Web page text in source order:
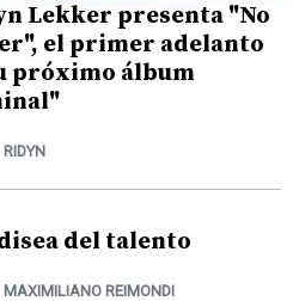
Lekker presenta "No
el primer adelanto
próximo álbum
RIDYN
del talento
MAXIMILIANO REIMONDI